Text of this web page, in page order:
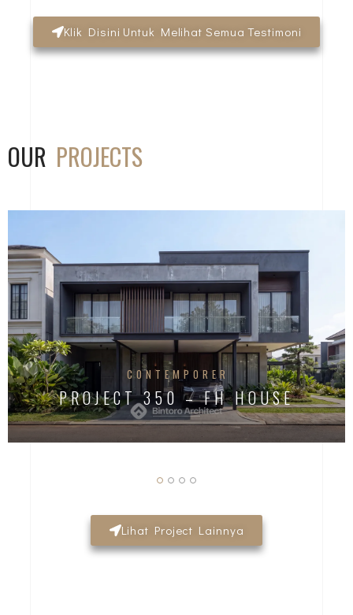
Klik Disini Untuk Melihat Semua Testimoni
OUR PROJECTS
CONTEMPORER
PROJECT 350 – FH HOUSE
Lihat Project Lainnya